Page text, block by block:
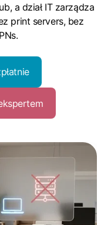
a dział IT zarządza
print servers, bez